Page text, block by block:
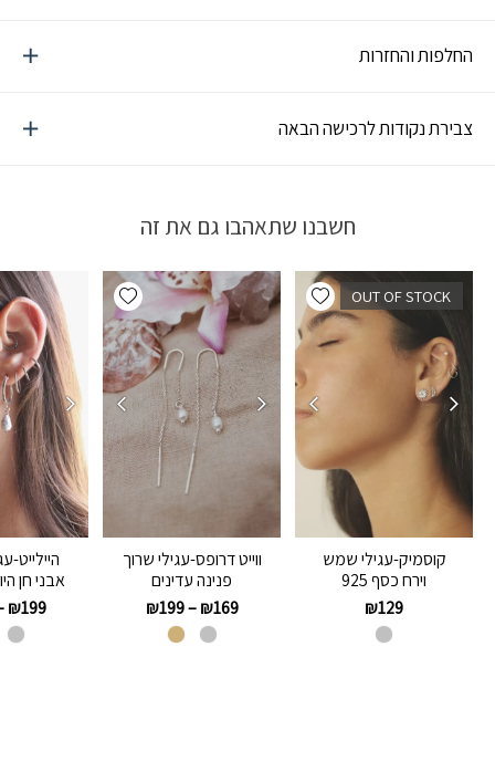
החלפות והחזרות
צבירת נקודות לרכישה הבאה
חשבנו שתאהבו גם את זה
Add wishlist OUT OF STOCK
קוסמיק-עגילי שמש
וירח כסף 925
₪129
Add wishlist
ווייט דרופס-עגילי שרוך
פנינה עדינים
₪169
–
₪199
היילייט-
אבני חן
₪199